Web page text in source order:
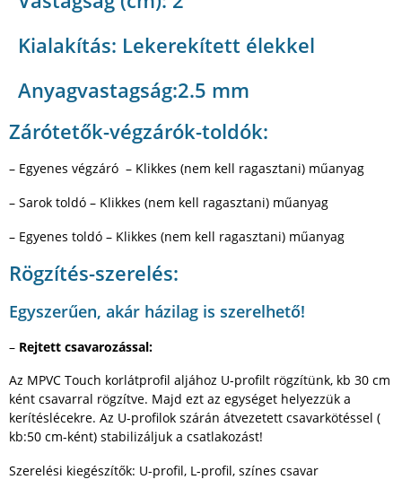
Kialakítás: Lekerekített élekkel
Anyagvastagság:2.5 mm
Zárótetők-végzárók-toldók:
– Egyenes végzáró – Klikkes (nem kell ragasztani) műanyag
– Sarok toldó – Klikkes (nem kell ragasztani) műanyag
– Egyenes toldó – Klikkes (nem kell ragasztani) műanyag
Rögzítés-szerelés:
Egyszerűen, akár házilag is szerelhető!
– Rejtett csavarozással:
Az MPVC Touch korlátprofil aljához U-profilt rögzítünk, kb 30 cm
ként csavarral rögzítve. Majd ezt az egységet helyezzük a
kerítéslécekre. Az U-profilok szárán átvezetett csavarkötéssel (
kb:50 cm-ként) stabilizáljuk a csatlakozást!
Szerelési kiegészítők: U-profil, L-profil, színes csavar